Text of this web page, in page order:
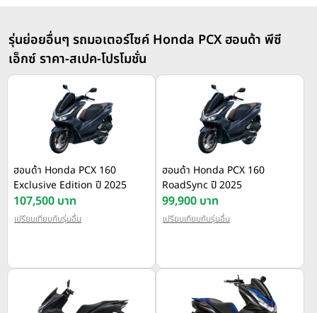
รุ่นย่อยอื่นๆ รถมอเตอร์ไซค์ Honda PCX ฮอนด้า พีซี
เอ็กซ์ ราคา-สเปค-โปรโมชั่น
ฮอนด้า Honda PCX 160
Exclusive Edition ปี 2025
107,500 บาท
เปรียบเทียบกับรุ่นอื่น
ฮอนด้า Honda PCX 160
RoadSync ปี 2025
99,900 บาท
เปรียบเทียบกับรุ่นอื่น